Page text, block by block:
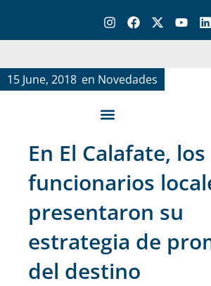
15 June, 2018 en Novedades
En El Calafate, los
funcionarios
presentaron su
estrategia de
del destino